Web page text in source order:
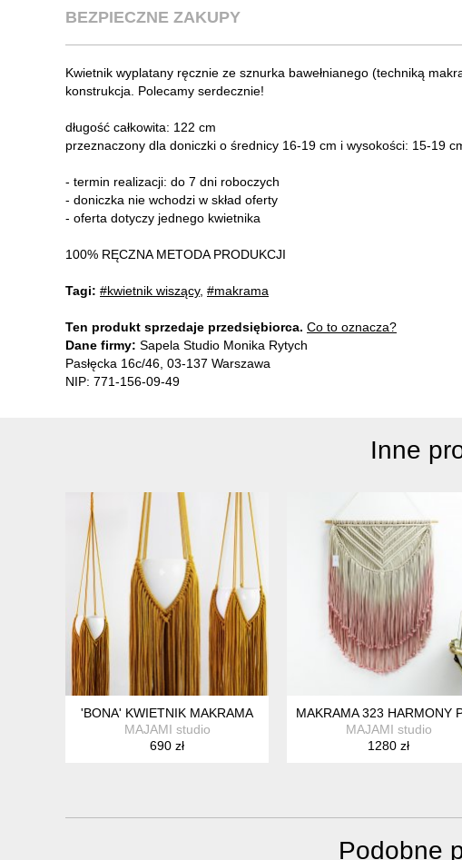
BEZPIECZNE ZAKUPY
Kwietnik wyplatany ręcznie ze sznurka bawełnianego (techniką
konstrukcja. Polecamy serdecznie!
długość całkowita: 122 cm
przeznaczony dla doniczki o średnicy 16-19 cm i wysokości: 15-19
- termin realizacji: do 7 dni roboczych
- doniczka nie wchodzi w skład oferty
- oferta dotyczy jednego kwietnika
100% RĘCZNA METODA PRODUKCJI
Tagi: #kwietnik wiszący, #makrama
Ten produkt sprzedaje przedsiębiorca. Co to oznacza?
Dane firmy: Sapela Studio Monika Rytych
Pasłęcka 16c/46, 03-137 Warszawa
NIP: 771-156-09-49
Inne
'BONA' KWIETNIK MAKRAMA
MAJAMI studio
690 zł
MAKRAMA 323 HARMONY
MAJAMI studio
1280 zł
Podobne